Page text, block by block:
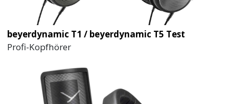
beyerdynamic T1 / beyerdynamic T5 Test
Profi-Kopfhörer